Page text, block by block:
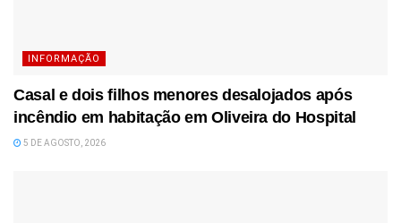
INFORMAÇÃO
Casal e dois filhos menores desalojados após
incêndio em habitação em Oliveira do Hospital
5 DE AGOSTO, 2026